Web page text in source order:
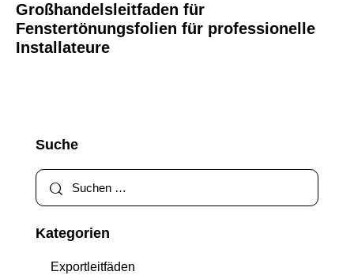
Großhandelsleitfaden für
Fenstertönungsfolien für professionelle
Installateure
Suche
Kategorien
Exportleitfäden